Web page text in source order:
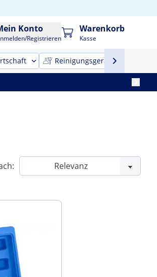
Konto
Registrieren
Warenkorb
Kasse
Reinigungsgeräte